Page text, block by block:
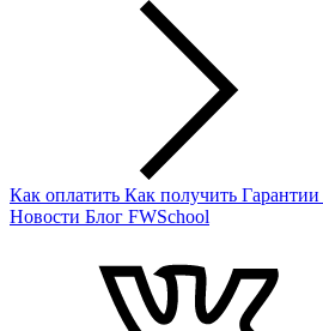
Как оплатить Как получить Гарантии
Новости Блог FWSchool